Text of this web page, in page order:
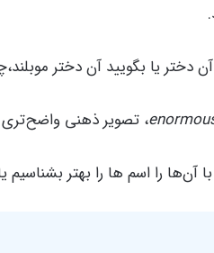
دختر یا بگویید آن دختر
، تصویر ذهنی
آن‌ها را اسم ها را بهتر بشناسیم